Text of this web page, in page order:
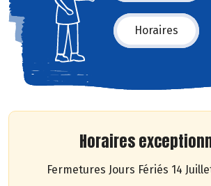
Horaires
Horaires
Fermetures Jours Fériés 14